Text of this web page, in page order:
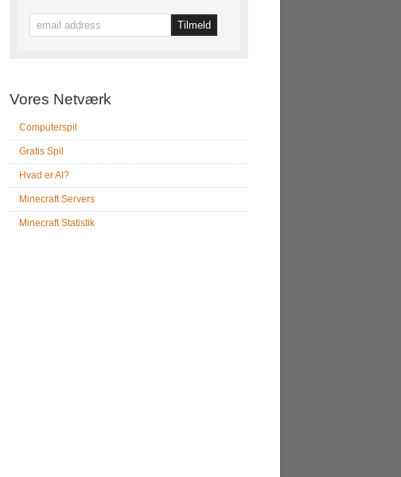
Vores Netværk
Computerspil
Gratis Spil
Hvad er AI?
Minecraft Servers
Minecraft Statistik